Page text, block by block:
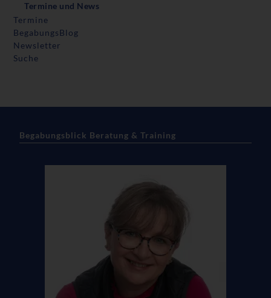
Termine und News
Termine
BegabungsBlog
Newsletter
Suche
Begabungsblick Beratung & Training